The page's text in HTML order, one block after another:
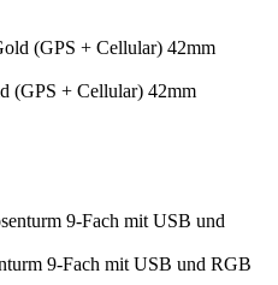
(GPS + Cellular) 42mm
9-Fach mit USB und RGB